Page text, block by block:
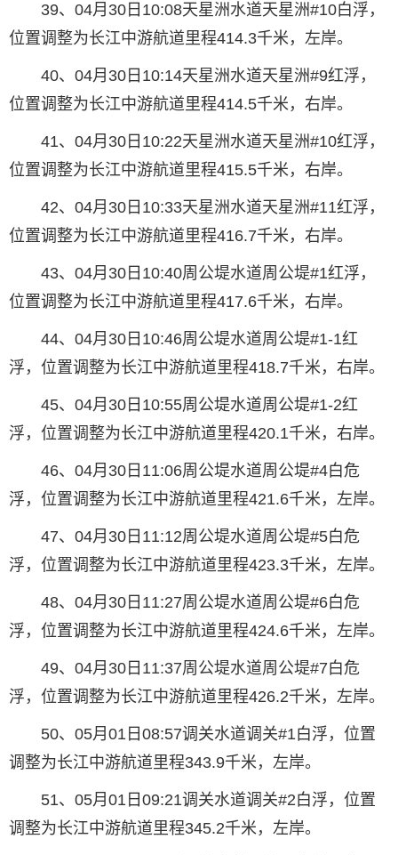
39、04月30日10:08天星洲水道天星洲#10白浮，
位置调整为长江中游航道里程414.3千米，左岸。
40、04月30日10:14天星洲水道天星洲#9红浮，
位置调整为长江中游航道里程414.5千米，右岸。
41、04月30日10:22天星洲水道天星洲#10红浮，
位置调整为长江中游航道里程415.5千米，右岸。
42、04月30日10:33天星洲水道天星洲#11红浮，
位置调整为长江中游航道里程416.7千米，右岸。
43、04月30日10:40周公堤水道周公堤#1红浮，
位置调整为长江中游航道里程417.6千米，右岸。
44、04月30日10:46周公堤水道周公堤#1-1红
浮，位置调整为长江中游航道里程418.7千米，右岸。
45、04月30日10:55周公堤水道周公堤#1-2红
浮，位置调整为长江中游航道里程420.1千米，右岸。
46、04月30日11:06周公堤水道周公堤#4白危
浮，位置调整为长江中游航道里程421.6千米，左岸。
47、04月30日11:12周公堤水道周公堤#5白危
浮，位置调整为长江中游航道里程423.3千米，左岸。
48、04月30日11:27周公堤水道周公堤#6白危
浮，位置调整为长江中游航道里程424.6千米，左岸。
49、04月30日11:37周公堤水道周公堤#7白危
浮，位置调整为长江中游航道里程426.2千米，左岸。
50、05月01日08:57调关水道调关#1白浮，位置
调整为长江中游航道里程343.9千米，左岸。
51、05月01日09:21调关水道调关#2白浮，位置
调整为长江中游航道里程345.2千米，左岸。